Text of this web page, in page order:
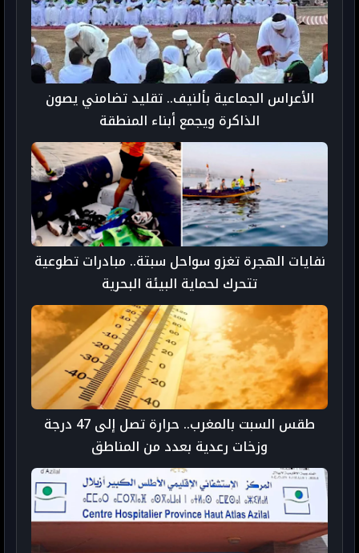
الأعراس الجماعية بألنيف.. تقليد تضامني يصون
الذاكرة ويجمع أبناء المنطقة
نفايات الهجرة تغزو سواحل سبتة.. مبادرات تطوعية
تتحرك لحماية البيئة البحرية
طقس السبت بالمغرب.. حرارة تصل إلى 47 درجة
وزخات رعدية بعدد من المناطق